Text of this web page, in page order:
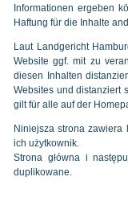
Informationen ergeben
Haftung für die Inhalte
Laut Landgericht
Website ggf. mit zu
diesen Inhalten
Websites und distanziert
gilt für alle auf der
Niniejsza strona zawiera
ich użytkownik.
Strona główna i
duplikowane.